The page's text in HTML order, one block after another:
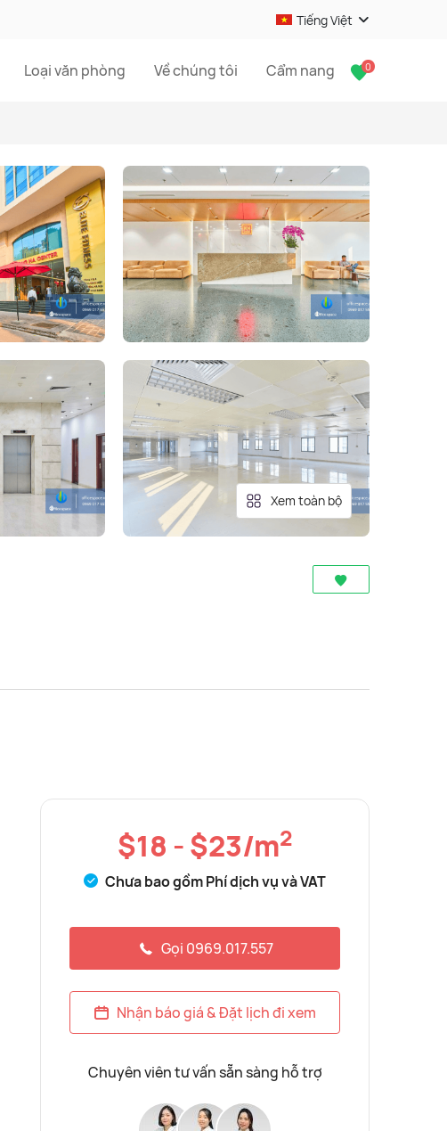
Tiếng Việt
Loại văn phòng Về chúng tôi Cẩm nang 0
Xem toàn bộ
$18 - $23/m2
Chưa bao gồm Phí dịch vụ và VAT
Gọi 0969.017.557
Nhận báo giá & Đặt lịch đi xem
Chuyên viên tư vấn sẵn sàng hỗ trợ